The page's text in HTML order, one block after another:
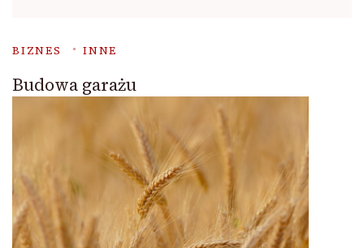
BIZNES INNE
Budowa garażu